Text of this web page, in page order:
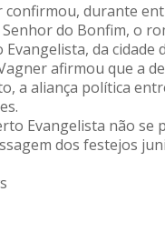
durante
Senhor do Bonfim, o
da cidade
afirmou que a
a aliança política
Evangelista não se
dos festejos